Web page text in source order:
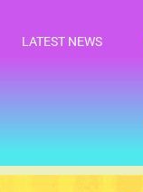
LATEST NEWS